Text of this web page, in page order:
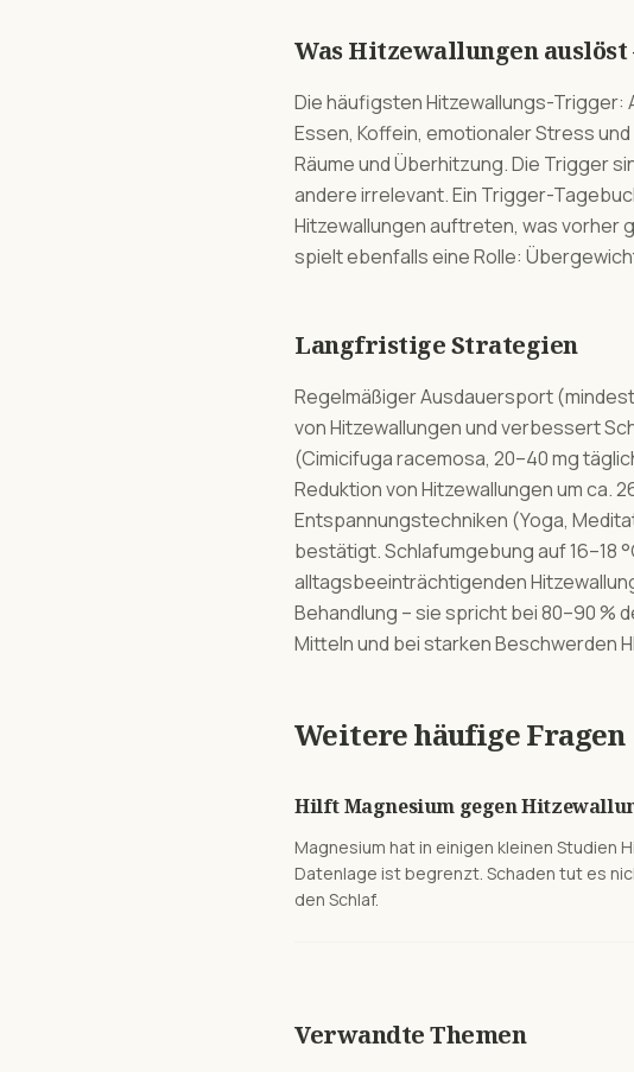
Was Hitzewallungen
Die häufigsten Hitzewallungs-Trigger:
Essen, Koffein, emotionaler Stress
Räume und Überhitzung. Die Trigger
andere irrelevant. Ein Trigger-
Hitzewallungen auftreten, was vorher
spielt ebenfalls eine Rolle:
Langfristige Strategien
Regelmäßiger Ausdauersport
von Hitzewallungen und verbessert
(Cimicifuga racemosa, 20–40 mg
Reduktion von Hitzewallungen um ca.
Entspannungstechniken (Yoga,
bestätigt. Schlafumgebung auf 16–18
alltagsbeeinträchtigenden
Behandlung – sie spricht bei 80–90 %
Mitteln und bei starken Beschwerden
Weitere häufige Fragen
Hilft Magnesium gegen
Magnesium hat in einigen kleinen Studien
Datenlage ist begrenzt. Schaden tut es
den Schlaf.
Verwandte Themen